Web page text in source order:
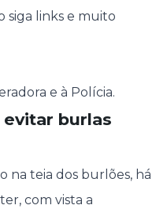
siga links e muito
e à Polícia.
evitar burlas
na teia dos burlões, há
com vista a